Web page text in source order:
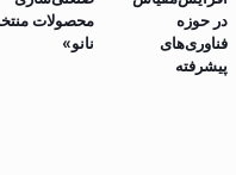
محصولات
نانو»
در حوزه
فناوری‌های
پیشرفته